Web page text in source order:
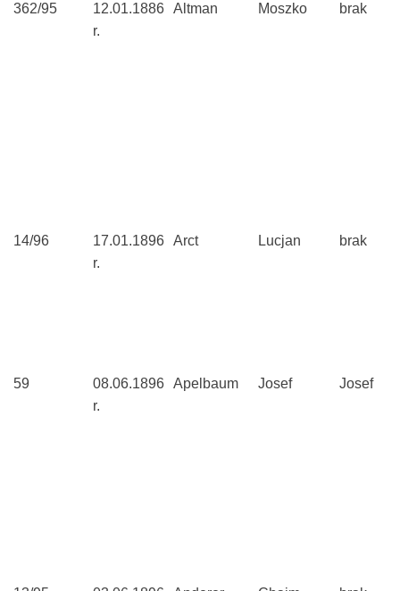
362/95
12.01.1886
r.
Altman Moszko brak
14/96
17.01.1896
r.
Arct Lucjan brak
59
08.06.1896
r.
Apelbaum Josef Josef